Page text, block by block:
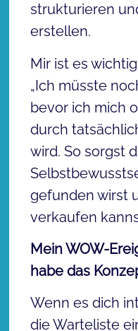
strukturieren
erstellen.
Mir ist es
„Ich müsste
bevor ich mich
durch
wird. So sorgst
gefunden wirst
verkaufen
Mein WOW-
habe das
Wenn es dich
die Warteliste